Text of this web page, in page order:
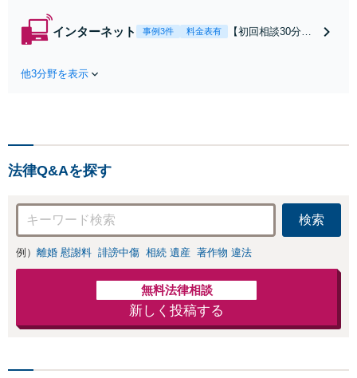
れたら、サインす
インターネット 事例3件 料金表有
【初回相談30分無
お店の風評被害対
応可：開示請求の
意見照会が来たと
きの対処法、被害
者との示談交渉
他3分野を表示
法律Q&Aを探す
検索
例） 離婚 慰謝料 誹謗中傷 相続 遺産 著作物 違法
無料法律相談
新しく投稿する